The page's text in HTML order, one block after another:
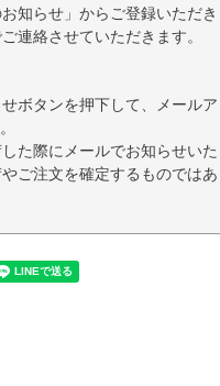
知らせ」からご登録いただ
連絡させていただきます。
せボタンを押下して、メール
た際にメールでお知らせいた
ご注文を確定するものではあ